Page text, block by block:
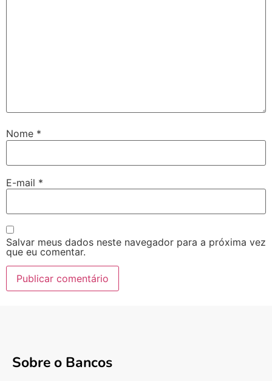
Nome *
E-mail *
Salvar meus dados neste navegador para a próxima vez
que eu comentar.
Sobre o Bancos